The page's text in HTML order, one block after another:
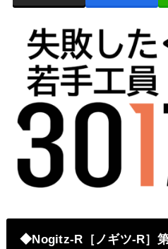
◆Nogitz-R［ノギツ-R］